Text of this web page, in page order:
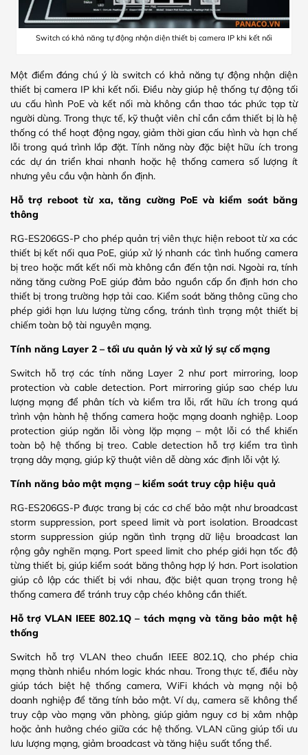
Switch có khả năng tự động nhận diện thiết bị camera IP khi kết nối
Một điểm đáng chú ý là switch có khả năng tự động nhận diện
thiết bị camera IP khi kết nối. Điều này giúp hệ thống tự động tối
ưu cấu hình PoE và kết nối mà không cần thao tác phức tạp từ
người dùng. Trong thực tế, kỹ thuật viên chỉ cần cắm thiết bị là hệ
thống có thể hoạt động ngay, giảm thời gian cấu hình và hạn chế
lỗi trong quá trình lắp đặt. Tính năng này đặc biệt hữu ích trong
các dự án triển khai nhanh hoặc hệ thống camera số lượng ít
nhưng yêu cầu vận hành ổn định.
Hỗ trợ reboot từ xa, tăng cường PoE và kiểm soát băng
thông
RG-ES206GS-P cho phép quản trị viên thực hiện reboot từ xa các
thiết bị kết nối qua PoE, giúp xử lý nhanh các tình huống camera
bị treo hoặc mất kết nối mà không cần đến tận nơi. Ngoài ra, tính
năng tăng cường PoE giúp đảm bảo nguồn cấp ổn định hơn cho
thiết bị trong trường hợp tải cao. Kiểm soát băng thông cũng cho
phép giới hạn lưu lượng từng cổng, tránh tình trạng một thiết bị
chiếm toàn bộ tài nguyên mạng.
Tính năng Layer 2 – tối ưu quản lý và xử lý sự cố mạng
Switch hỗ trợ các tính năng Layer 2 như port mirroring, loop
protection và cable detection. Port mirroring giúp sao chép lưu
lượng mạng để phân tích và kiểm tra lỗi, rất hữu ích trong quá
trình vận hành hệ thống camera hoặc mạng doanh nghiệp. Loop
protection giúp ngăn lỗi vòng lặp mạng – một lỗi có thể khiến
toàn bộ hệ thống bị treo. Cable detection hỗ trợ kiểm tra tình
trạng dây mạng, giúp kỹ thuật viên dễ dàng xác định lỗi vật lý.
Tính năng bảo mật mạng – kiểm soát truy cập hiệu quả
RG-ES206GS-P được trang bị các cơ chế bảo mật như broadcast
storm suppression, port speed limit và port isolation. Broadcast
storm suppression giúp ngăn tình trạng dữ liệu broadcast lan
rộng gây nghẽn mạng. Port speed limit cho phép giới hạn tốc độ
từng thiết bị, giúp kiểm soát băng thông hợp lý hơn. Port isolation
giúp cô lập các thiết bị với nhau, đặc biệt quan trọng trong hệ
thống camera để tránh truy cập chéo không cần thiết.
Hỗ trợ VLAN IEEE 802.1Q – tách mạng và tăng bảo mật hệ
thống
Switch hỗ trợ VLAN theo chuẩn IEEE 802.1Q, cho phép chia
mạng thành nhiều nhóm logic khác nhau. Trong thực tế, điều này
giúp tách biệt hệ thống camera, WiFi khách và mạng nội bộ
doanh nghiệp để tăng tính bảo mật. Ví dụ, camera sẽ không thể
truy cập vào mạng văn phòng, giúp giảm nguy cơ bị xâm nhập
hoặc ảnh hưởng chéo giữa các hệ thống. VLAN cũng giúp tối ưu
lưu lượng mạng, giảm broadcast và tăng hiệu suất tổng thể.